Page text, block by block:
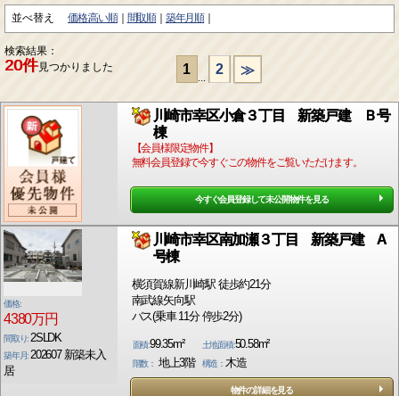
並べ替え 価格:高い順 間取順 築年月順
検索結果：
20件見つかりました 1
...
2 ≫
川崎市幸区小倉３丁目 新築戸建 Ｂ号
棟
【会員様限定物件】
無料会員登録で今すぐこの物件をご覧いただけます。
今すぐ会員登録して未公開物件を見る
価格:
4380万円
間取り: 2SLDK
築年月: 202607 新築未入
居
川崎市幸区南加瀬３丁目 新築戸建 A
号棟
横須賀線新川崎駅 徒歩約21分
南武線矢向駅
バス(乗車 11分 停歩2分)
面積:99.35m² 土地面積:50.58m²
階数： 地上3階 構造： 木造
物件の詳細を見る